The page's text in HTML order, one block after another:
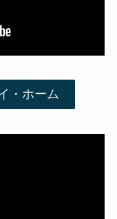
・ホーム